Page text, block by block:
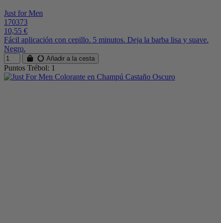
Just for Men
170373
10,55 €
Fácil aplicación con cepillo. 5 minutos. Deja la barba lisa y suave.
Negro.
Añadir a la cesta
Puntos Trébol: 1